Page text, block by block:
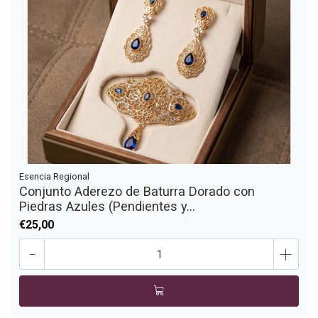
Esencia Regional
Conjunto Aderezo de Baturra Dorado con
Piedras Azules (Pendientes y...
€25,00
- +